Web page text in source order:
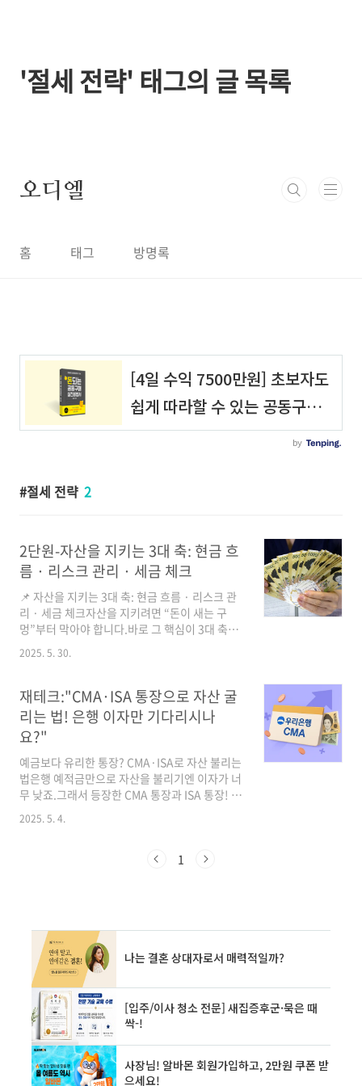
'절세 전략' 태그의 글 목록
오디엘
홈 태그 방명록
절세 전략 2
2단원-자산을 지키는 3대 축: 현금 흐
름 · 리스크 관리 · 세금 체크
📌 자산을 지키는 3대 축: 현금 흐름 · 리스크 관
리 · 세금 체크자산을 지키려면 “돈이 새는 구
멍”부터 막아야 합니다.바로 그 핵심이 3대 축입
니다.💸 ① 현금 흐름이 먼저다매달 빠져나가는
이자 · 고정비 · 소비부터 점검하세요.가계부 앱
결제 점검OTT, 유료앱 등 불필요한 자동결제 해
지“절약은 감정이 아닌 시스템입니다.”소비 통제
를 루틴화하세요.⚠️ ② 위험은 줄이고, 보장은 늘
려라무리한 대출과 레버리지는 자산을 깎아먹는
지름길입니다.보유 보험(상해/질병) 점검 → 부
족한 보장 채우기고위험 투자보다, 안정형 금융
상품 우선 고려“리스크 관리가 곧 자산 방어입니
는 세금, 제대로 알고 계신가요?부동산 양도..
2025. 5. 30.
재테크:"CMA·ISA 통장으로 자산 굴
리는 법! 은행 이자만 기다리시나
요?"
예금보다 유리한 통장? CMA·ISA로 자산 불리는
법은행 예적금만으로 자산을 불리기엔 이자가 너
무 낮죠.그래서 등장한 CMA 통장과 ISA 통장! 이
통장들은 단순한 예금이 아닌 투자와 절세가 결
합된 상품입니다.1. CMA 통장: 수시 입출금 가능
증권사에서 제공하는 수시 입출금 가능한 투자통
Savings Account)는 개인종합자산관리 계좌
로, 투자+저축+세제 혜택을 모두 누릴 수 있는 상
품입니다. 연 2,000만 원까지 납입 가능..
2025. 5. 4.
1